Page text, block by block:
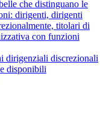
che distinguano le
dirigenti, dirigenti
titolari di
con funzioni
dirigenziali discrezionali
disponibili